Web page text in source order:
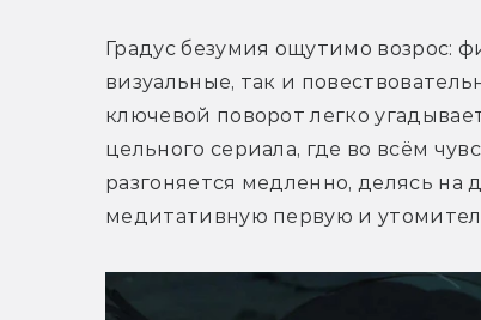
Градус безумия ощутимо возрос:
визуальные, так и
ключевой поворот легко
цельного сериала, где во всём
разгоняется медленно, делясь
медитативную первую и